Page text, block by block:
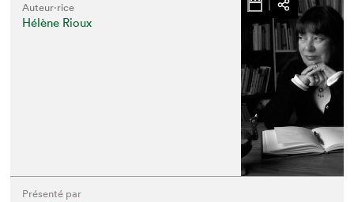
Auteur·rice
Hélène Rioux
Présenté par